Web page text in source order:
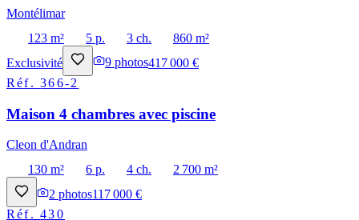
Montélimar
123 m²
5 p. 3 ch.
860 m²
Exclusivité
9 photos417 000 €
Réf.366-2
Maison 4 chambres avec piscine
Cleon d'Andran
130 m²
6 p. 4 ch.
2 700 m²
2 photos117 000 €
Réf.430